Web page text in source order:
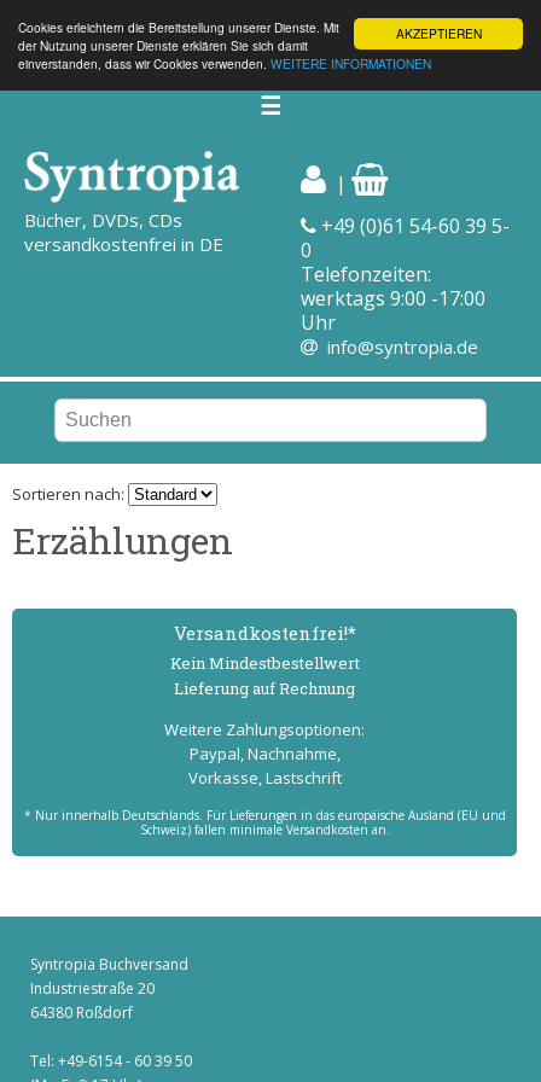
AKZEPTIEREN
Cookies erleichtern die Bereitstellung unserer Dienste. Mit
der Nutzung unserer Dienste erklären Sie sich damit
einverstanden, dass wir Cookies verwenden. WEITERE INFORMATIONEN
☰
Bücher, DVDs, CDs
versandkostenfrei in DE
|
+49 (0)61 54-60 39 5-
0
Telefonzeiten:
werktags 9:00 -17:00
Uhr
info@syntropia.de
Sortieren nach:
Erzählungen
Versand­kostenfrei!*
Kein Mindest­bestell­wert
Lieferung auf Rechnung
Weitere Zahlungs­optionen:
Paypal, Nachnahme,
Vorkasse, Lastschrift
* Nur innerhalb Deutschlands. Für Lieferungen in das europäische Ausland (EU und
Schweiz) fallen minimale Versandkosten an.
Syntropia Buchversand
Industriestraße 20
64380 Roßdorf
Tel: +49-6154 - 60 39 50